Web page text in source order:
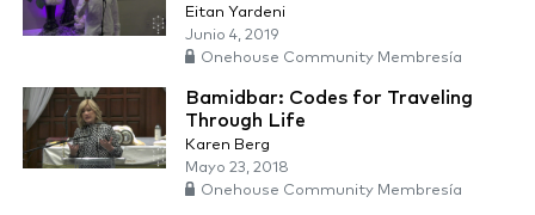
Eitan Yardeni
Junio 4, 2019
Onehouse Community Membresía
Bamidbar: Codes for Traveling
Through Life
Karen Berg
Mayo 23, 2018
Onehouse Community Membresía